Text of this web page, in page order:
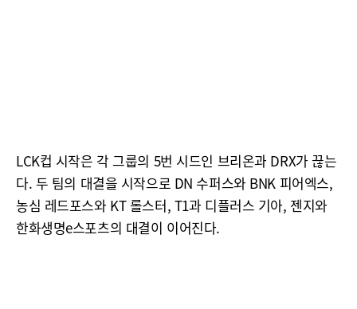
LCK컵 시작은 각 그룹의 5번 시드인 브리온과 DRX가 끊는
다. 두 팀의 대결을 시작으로 DN 수퍼스와 BNK 피어엑스,
농심 레드포스와 KT 롤스터, T1과 디플러스 기아, 젠지와
한화생명e스포츠의 대결이 이어진다.